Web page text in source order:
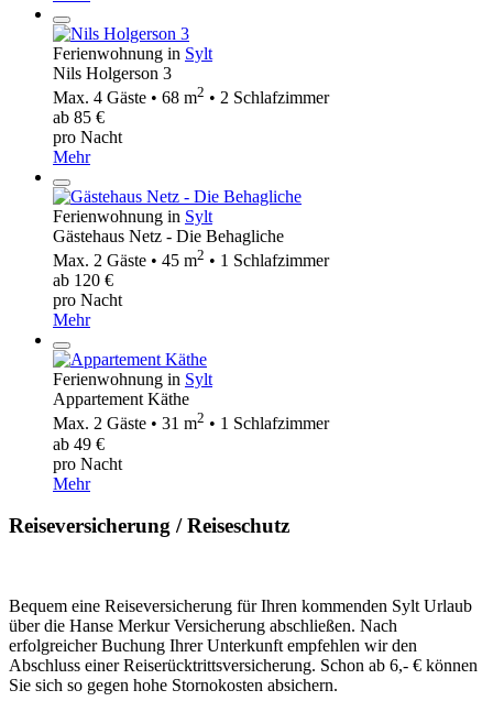
Ferienwohnung in Sylt
Nils Holgerson 3
Max. 4 Gäste • 68 m2 • 2 Schlafzimmer
ab 85 €
pro Nacht
Mehr
Ferienwohnung in Sylt
Gästehaus Netz - Die Behagliche
Max. 2 Gäste • 45 m2 • 1 Schlafzimmer
ab 120 €
pro Nacht
Mehr
Ferienwohnung in Sylt
Appartement Käthe
Max. 2 Gäste • 31 m2 • 1 Schlafzimmer
ab 49 €
pro Nacht
Mehr
Reiseversicherung / Reiseschutz
Bequem eine Reiseversicherung für Ihren kommenden Sylt Urlaub
über die Hanse Merkur Versicherung abschließen. Nach
erfolgreicher Buchung Ihrer Unterkunft empfehlen wir den
Abschluss einer Reiserücktrittsversicherung. Schon ab 6,- € können
Sie sich so gegen hohe Stornokosten absichern.